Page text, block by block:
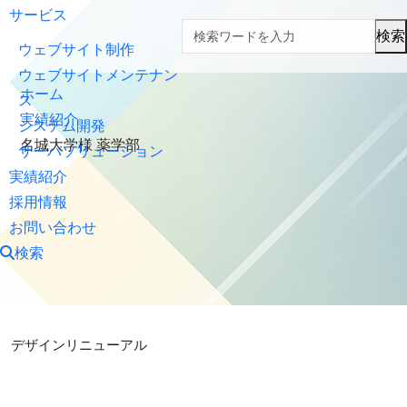
サービス
ウェブサイト制作
ウェブサイトメンテナン
ス
システム開発
サーバソリューション
実績紹介
採用情報
お問い合わせ
検索
検索
ホーム
実績紹介
名城大学様 薬学部
デザインリニューアル